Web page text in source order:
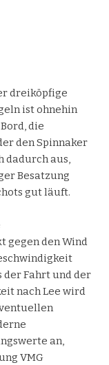
dreiköpfige
ist ohnehin
die
den Spinnaker
dadurch aus,
Besatzung
gut läuft.
gegen den Wind
der Fahrt und der
nach Lee wird
an,
VMG